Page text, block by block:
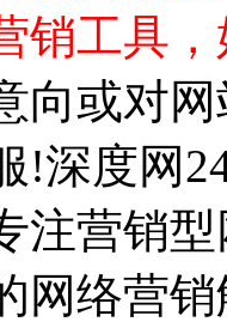
销工具
向或对
!深度网
注营销
网络营